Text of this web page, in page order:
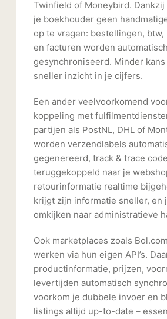
Twinfield of Moneybird. Dankzij
je boekhouder geen
op te vragen: bestellingen, btw,
en facturen worden automatisch
gesynchroniseerd. Minder
sneller inzicht in je cijfers.
Een ander veelvoorkomend
koppeling met
partijen als PostNL, DHL of
worden verzendlabels
gegenereerd, track & trace
teruggekoppeld naar je
retourinformatie realtime
krijgt zijn informatie sneller, en
omkijken naar administratieve
Ook marketplaces zoals
werken via hun eigen API’s.
productinformatie, prijzen,
levertijden automatisch
voorkom je dubbele invoer en
listings altijd up-to-date –